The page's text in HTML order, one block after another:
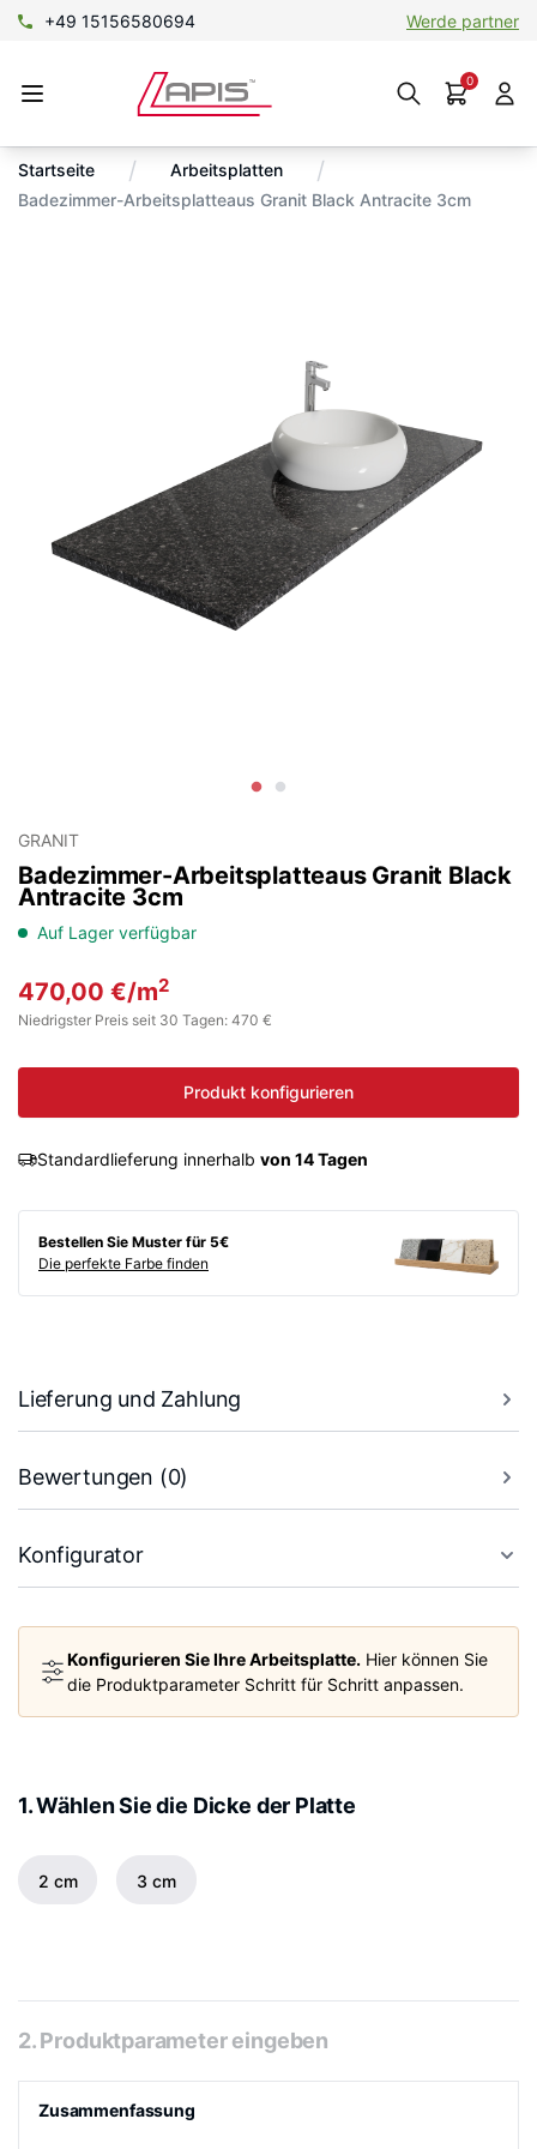
+49 15156580694 Werde partner
0
Startseite / Arbeitsplatten /
Badezimmer-Arbeitsplatteaus Granit Black Antracite 3cm
GRANIT
Badezimmer-Arbeitsplatteaus Granit Black
Antracite 3cm
Auf Lager verfügbar
470,00 €/m2
Niedrigster Preis seit 30 Tagen: 470 €
Produkt konfigurieren
Standardlieferung innerhalb von 14 Tagen
Bestellen Sie Muster für 5€
Die perfekte Farbe finden
Lieferung und Zahlung
Bewertungen (0)
Konfigurator
Konfigurieren Sie Ihre Arbeitsplatte. Hier können Sie
die Produktparameter Schritt für Schritt anpassen.
1. Wählen Sie die Dicke der Platte
2 cm 3 cm
2. Produktparameter eingeben
Zusammenfassung